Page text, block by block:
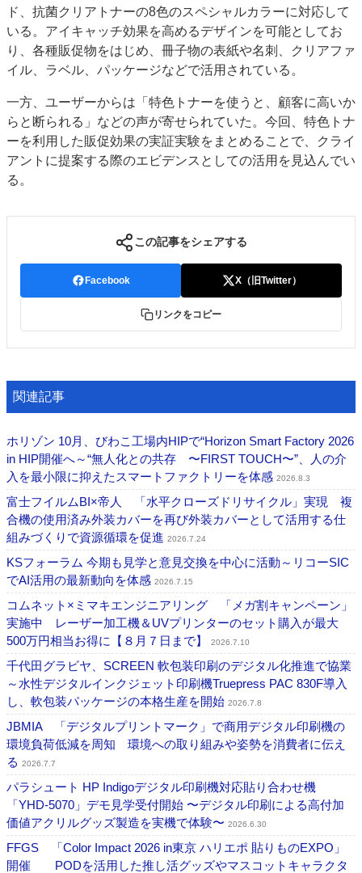
ド、抗菌クリアトナーの8色のスペシャルカラーに対応して
いる。アイキャッチ効果を高めるデザインを可能としてお
り、各種販促物をはじめ、冊子物の表紙や名刺、クリアファ
イル、ラベル、パッケージなどで活用されている。
一方、ユーザーからは「特色トナーを使うと、顧客に高いか
らと断られる」などの声が寄せられていた。今回、特色トナ
ーを利用した販促効果の実証実験をまとめることで、クライ
アントに提案する際のエビデンスとしての活用を見込んでい
る。
この記事をシェアする
Facebook X（旧Twitter）
リンクをコピー
関連記事
ホリゾン 10月、びわこ工場内HIPで“Horizon Smart Factory 2026
in HIP開催へ～“無人化との共存 〜FIRST TOUCH〜”、人の介
入を最小限に抑えたスマートファクトリーを体感 2026.8.3
富士フイルムBI×帝人 「水平クローズドリサイクル」実現 複
合機の使用済み外装カバーを再び外装カバーとして活用する仕
組みづくりで資源循環を促進 2026.7.24
KSフォーラム 今期も見学と意見交換を中心に活動～リコーSIC
でAI活用の最新動向を体感 2026.7.15
コムネット×ミマキエンジニアリング 「メガ割キャンペーン」
実施中 レーザー加工機＆UVプリンターのセット購入が最大
500万円相当お得に【８月７日まで】
2026.7.10
千代田グラビヤ、SCREEN 軟包装印刷のデジタル化推進で協業
～水性デジタルインクジェット印刷機Truepress PAC 830F導入
し、軟包装パッケージの本格生産を開始 2026.7.8
JBMIA 「デジタルプリントマーク」で商用デジタル印刷機の
環境負荷低減を周知 環境への取り組みや姿勢を消費者に伝え
る 2026.7.7
パラシュート HP Indigoデジタル印刷機対応貼り合わせ機
「YHD-5070」デモ見学受付開始 〜デジタル印刷による高付加
価値アクリルグッズ製造を実機で体験〜 2026.6.30
FFGS 「Color Impact 2026 in東京 ハリエポ 貼りものEXPO」
開催 PODを活用した推し活グッズやマスコットキャラクタ